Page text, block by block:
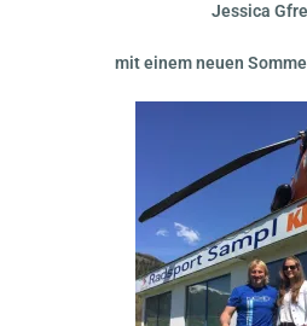
Jessica
mit einem neuen